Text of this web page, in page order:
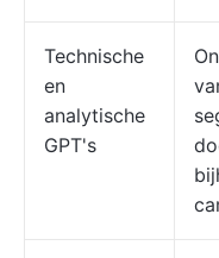
Technische
en
analytische
GPT's